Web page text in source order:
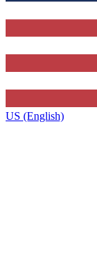
US (English)